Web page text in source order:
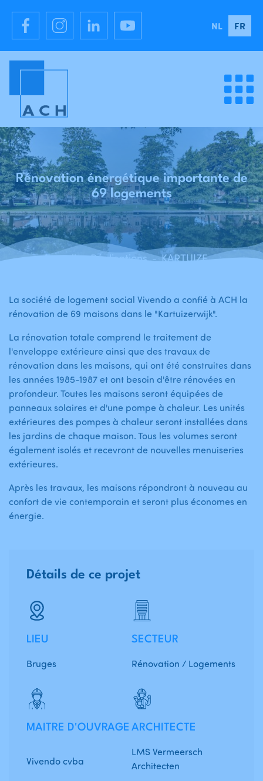
NL FR
Accueil - Réalisations - KARTUIZER - Ingrijpende energetische renovatie van 69 woningen
Rénovation énergétique importante de
69 logements
La société de logement social Vivendo a confié à ACH la
rénovation de 69 maisons dans le "Kartuizerwijk".
La rénovation totale comprend le traitement de
l'enveloppe extérieure ainsi que des travaux de
rénovation dans les maisons, qui ont été construites dans
les années 1985-1987 et ont besoin d'être rénovées en
profondeur. Toutes les maisons seront équipées de
panneaux solaires et d'une pompe à chaleur. Les unités
extérieures des pompes à chaleur seront installées dans
les jardins de chaque maison. Tous les volumes seront
également isolés et recevront de nouvelles menuiseries
extérieures.
Après les travaux, les maisons répondront à nouveau au
confort de vie contemporain et seront plus économes en
énergie.
LIEU
Bruges
SECTEUR
Rénovation / Logements
MAITRE D'OUVRAGE
Vivendo cvba
ARCHITECTE
LMS Vermeersch
Architecten
Détails de ce projet